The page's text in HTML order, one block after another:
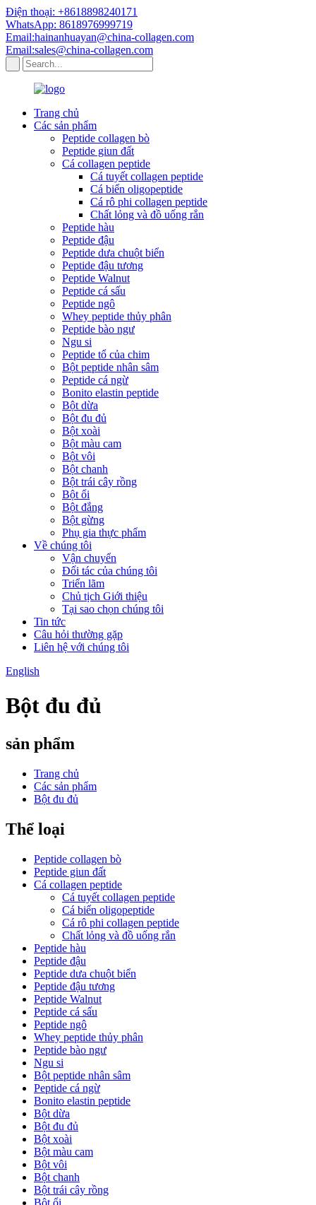
Điện thoại: +8618898240171
WhatsApp: 8618976999719
Email:hainanhuayan@china-collagen.com
Email:sales@china-collagen.com
Trang chủ
Các sản phẩm
Peptide collagen bò
Peptide giun đất
Cá collagen peptide
Cá tuyết collagen peptide
Cá biển oligopeptide
Cá rô phi collagen peptide
Chất lỏng và đồ uống rắn
Peptide hàu
Peptide đậu
Peptide dưa chuột biển
Peptide đậu tương
Peptide Walnut
Peptide cá sấu
Peptide ngô
Whey peptide thủy phân
Peptide bào ngư
Ngu si
Peptide tổ của chim
Bột peptide nhân sâm
Peptide cá ngừ
Bonito elastin peptide
Bột dừa
Bột đu đủ
Bột xoài
Bột màu cam
Bột vôi
Bột chanh
Bột trái cây rồng
Bột ổi
Bột đắng
Bột gừng
Phụ gia thực phẩm
Về chúng tôi
Vận chuyển
Đối tác của chúng tôi
Triển lãm
Chủ tịch Giới thiệu
Tại sao chọn chúng tôi
Tin tức
Câu hỏi thường gặp
Liên hệ với chúng tôi
English
Bột đu đủ
sản phẩm
Trang chủ
Các sản phẩm
Bột đu đủ
Thể loại
Peptide collagen bò
Peptide giun đất
Cá collagen peptide
Cá tuyết collagen peptide
Cá biển oligopeptide
Cá rô phi collagen peptide
Chất lỏng và đồ uống rắn
Peptide hàu
Peptide đậu
Peptide dưa chuột biển
Peptide đậu tương
Peptide Walnut
Peptide cá sấu
Peptide ngô
Whey peptide thủy phân
Peptide bào ngư
Ngu si
Bột peptide nhân sâm
Peptide cá ngừ
Bonito elastin peptide
Bột dừa
Bột đu đủ
Bột xoài
Bột màu cam
Bột vôi
Bột chanh
Bột trái cây rồng
Bột ổi